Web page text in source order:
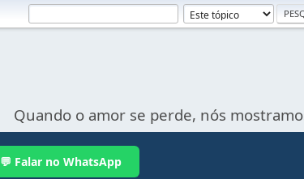
Quando o amor se perde, nós
💬 Falar no WhatsApp